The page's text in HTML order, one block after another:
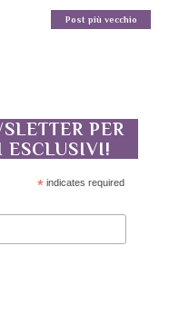
Post più vecchio
PER
ESCLUSIVI!
* indicates required